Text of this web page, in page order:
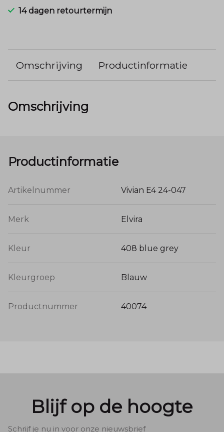
14 dagen retourtermijn
Omschrijving Productinformatie
Omschrijving
Productinformatie
Artikelnummer Vivian E4 24-047
Merk Elvira
Kleur 408 blue grey
Kleurgroep Blauw
Productnummer 40074
Blijf op de hoogte
Schrijf je nu in voor onze nieuwsbrief